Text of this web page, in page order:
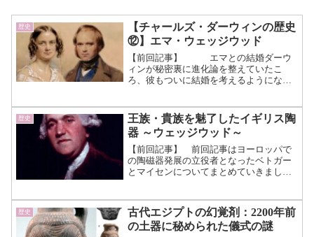
歴史
【チャールズ・ダーウィンの歴史
⑫】エマ・ウェッジウッド
【前回記事】 エマとの結婚ダーウ
ィンが秘密裏に進化論を整えていたこ
ろ、彼もついに結婚を考えるようになり
親交が深く、ビーグル号の乗船を後押し
してくれたジョサイア・ウェ...（続きを
読む）
歴史
王族・貴族を魅了したイギリス陶
器 ～ウェッジウッド～
【前回記事】 前回記事はヨーロッパで
の陶磁器発展の立役者となったベトガー
とマイセンについてまとめていきまし
ついてのお話しです。 ウェッジウッド
がどのような経緯で生まれ...（続きを読
む）
歴史
古代エジプトの幻覚剤：2200年前
の土器に秘められた儀式の謎